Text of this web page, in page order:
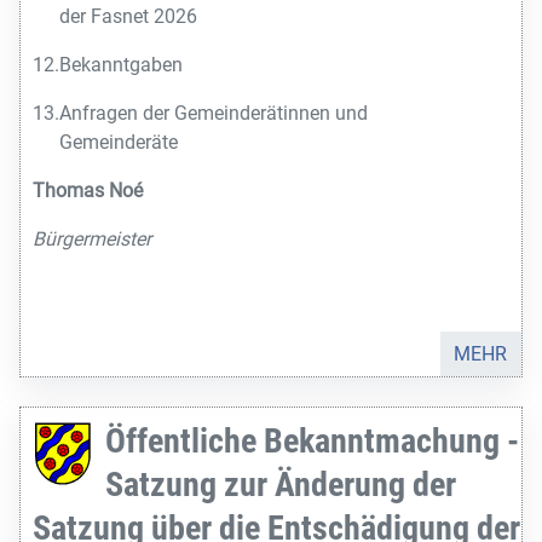
der Fasnet 2026
12.Bekanntgaben
13.Anfragen der Gemeinderätinnen und
Gemeinderäte
Thomas Noé
Bürgermeister
MEHR
Öffentliche Bekanntmachung -
Satzung zur Änderung der
Satzung über die Entschädigung der